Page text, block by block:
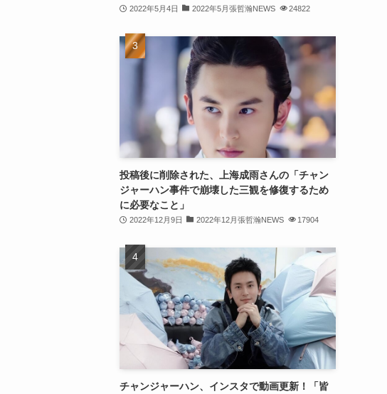
(32)
(32)
(29)
(31)
(31)
(31)
(32)
(30)
(32)
(31)
2022年5月4日 2022年5月張哲瀚NEWS 24822
投稿後に削除された、上海成雨さんの「チャン
ジャーハン事件で崩壊した三観を修復するため
に必要なこと」
2022年12月9日 2022年12月張哲瀚NEWS 17904
チャンジャーハン、インスタで動画更新！「皆